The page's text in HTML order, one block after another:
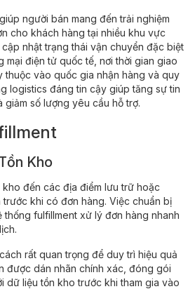
người bán mang đến trải nghiệm
cho khách hàng tại nhiều khu vực
nhật trạng thái vận chuyển đặc biệt
mại điện tử quốc tế, nơi thời gian giao
thuộc vào quốc gia nhận hàng và quy
logistics đáng tin cậy giúp tăng sự tin
giảm số lượng yêu cầu hỗ trợ.
Kho
đến các địa điểm lưu trữ hoặc
khi có đơn hàng. Việc chuẩn bị
fulfillment xử lý đơn hàng nhanh
rất quan trọng để duy trì hiệu quả
được dán nhãn chính xác, đóng gói
dữ liệu tồn kho trước khi tham gia vào